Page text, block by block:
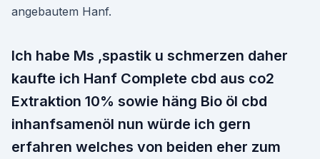
angebautem Hanf.
Ich habe Ms ,spastik u schmerzen daher
kaufte ich Hanf Complete cbd aus co2
Extraktion 10% sowie häng Bio öl cbd
inhanfsamenöl nun würde ich gern
erfahren welches von beiden eher zum